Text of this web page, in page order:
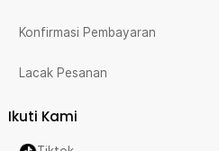
Konfirmasi Pembayaran
Lacak Pesanan
Ikuti Kami